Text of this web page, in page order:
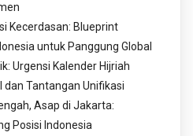
Kecerdasan: Blueprint
untuk Panggung Global
Urgensi Kalender Hijriah
dan Tantangan Unifikasi
Asap di Jakarta:
Posisi Indonesia